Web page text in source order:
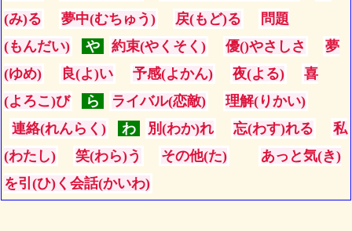
(み)る
夢中(むちゅう) 戻(もど)る
問題
(もんだい)
や 約束(やくそく) 優()やさしさ
夢
(ゆめ)
良(よ)い 予感(よかん) 夜(よる)
喜
(よろこ)び
ら ライバル(恋敵)
理解(りかい)
連絡(れんらく)
わ 別(わか)れ 忘(わす)れる
私
(わたし)
笑(わら)う その他(た)
あっと気(き)
を引(ひ)く会話(かいわ)